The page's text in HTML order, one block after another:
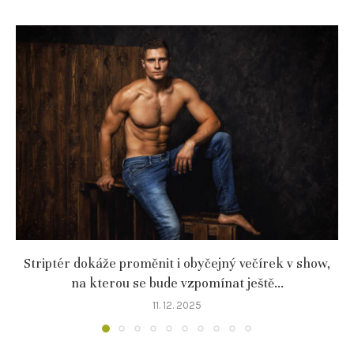
Striptér dokáže proměnit i obyčejný večírek v show,
na kterou se bude vzpomínat ještě...
11. 12. 2025